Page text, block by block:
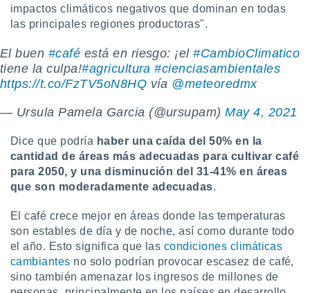
impactos climáticos negativos que dominan en todas
las principales regiones productoras".
El buen #café está en riesgo: ¡el#CambioClimatico
tiene la culpa!#agricultura #cienciasambientales
https://t.co/FzTV5oN8HQ vía @meteoredmx
— Ursula Pamela Garcia (@ursupam)May 4, 2021
Dice que podría haber una caída del 50% en la
cantidad de áreas más adecuadas para cultivar café
para 2050, y una disminución del 31-41% en áreas
que son moderadamente adecuadas.
El café crece mejor en áreas donde las temperaturas
son estables de día y de noche, así como durante todo
el año. Esto significa que las condiciones climáticas
cambiantes no solo podrían provocar escasez de café,
sino también amenazar los ingresos de millones de